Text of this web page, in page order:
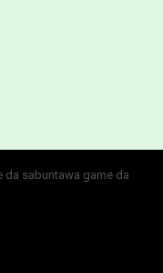
da sabuntawa game da